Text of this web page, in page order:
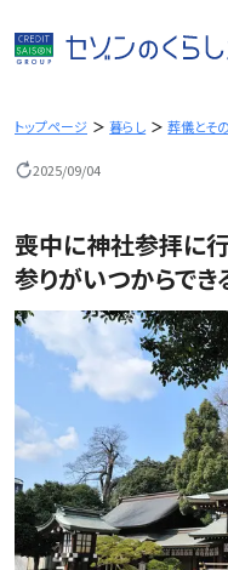
容
を
キトップページ 暮らし 葬儀とそ
2025/09/04
喪中に神社参拝に
参りがいつからで